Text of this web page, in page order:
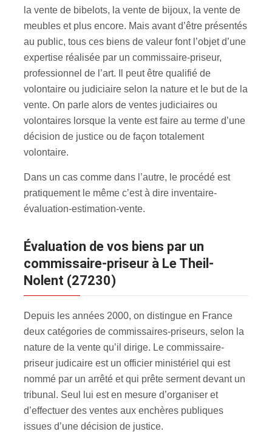
la vente de bibelots, la vente de bijoux, la vente de
meubles et plus encore. Mais avant d’être présentés
au public, tous ces biens de valeur font l’objet d’une
expertise réalisée par un commissaire-priseur,
professionnel de l’art. Il peut être qualifié de
volontaire ou judiciaire selon la nature et le but de la
vente. On parle alors de ventes judiciaires ou
volontaires lorsque la vente est faire au terme d’une
décision de justice ou de façon totalement
volontaire.
Dans un cas comme dans l’autre, le procédé est
pratiquement le même c’est à dire inventaire-
évaluation-estimation-vente.
évaluation de vos biens par un
commissaire-priseur à Le Theil-
Nolent (27230)
Depuis les années 2000, on distingue en France
deux catégories de commissaires-priseurs, selon la
nature de la vente qu’il dirige. Le commissaire-
priseur judicaire est un officier ministériel qui est
nommé par un arrêté et qui prête serment devant un
tribunal. Seul lui est en mesure d’organiser et
d’effectuer des ventes aux enchères publiques
issues d’une décision de justice.